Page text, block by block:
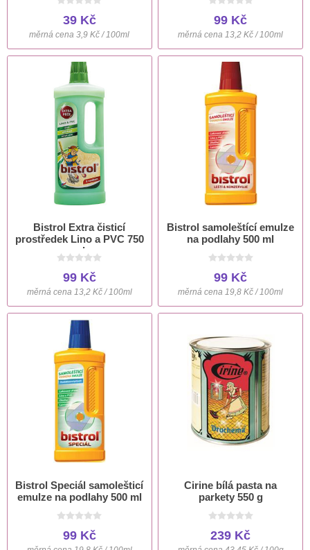
39 Kč
měrná cena 3,9 Kč / 100ml
99 Kč
měrná cena 13,2 Kč / 100ml
Bistrol Extra čisticí
prostředek Lino a PVC 750
ml
99 Kč
měrná cena 13,2 Kč / 100ml
Bistrol samoleštící emulze
na podlahy 500 ml
99 Kč
měrná cena 19,8 Kč / 100ml
Bistrol Speciál samolešticí
emulze na podlahy 500 ml
99 Kč
Cirine bílá pasta na
parkety 550 g
239 Kč